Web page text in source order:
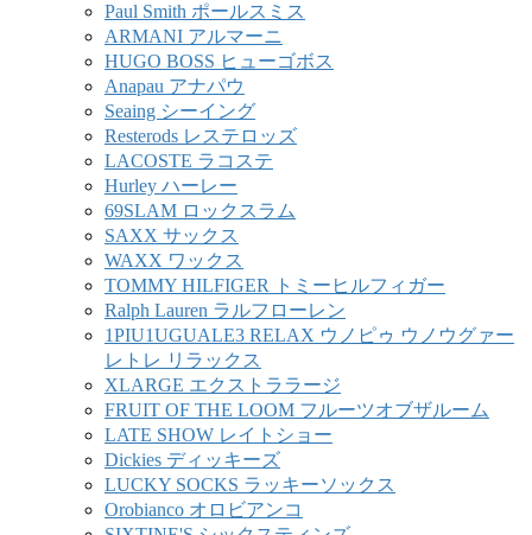
Paul Smith ポールスミス
ARMANI アルマーニ
HUGO BOSS ヒューゴボス
Anapau アナパウ
Seaing シーイング
Resterods レステロッズ
LACOSTE ラコステ
Hurley ハーレー
69SLAM ロックスラム
SAXX サックス
WAXX ワックス
TOMMY HILFIGER トミーヒルフィガー
Ralph Lauren ラルフローレン
1PIU1UGUALE3 RELAX ウノピゥ ウノウグァー
レトレ リラックス
XLARGE エクストララージ
FRUIT OF THE LOOM フルーツオブザルーム
LATE SHOW レイトショー
Dickies ディッキーズ
LUCKY SOCKS ラッキーソックス
Orobianco オロビアンコ